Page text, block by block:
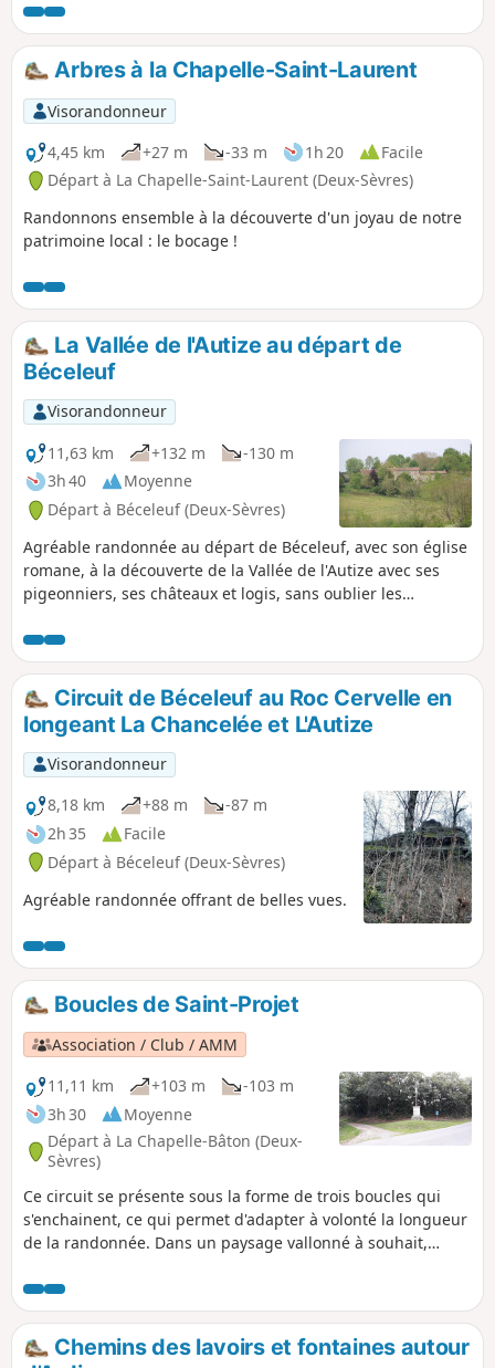
l'école publique de la Chapelle-Saint-Laurent. Parents et
enfants, venez découvrir la faune et la flore de nos milieux
naturels aquatiques.
Arbres à la Chapelle-Saint-Laurent
Visorandonneur
4,45 km
+27 m -33 m 1h 20
Facile
Départ à La Chapelle-Saint-Laurent (Deux-Sèvres)
Randonnons ensemble à la découverte d'un joyau de notre
patrimoine local : le bocage !
La Vallée de l'Autize au départ de
Béceleuf
Visorandonneur
11,63 km
+132 m
-130 m
3h 40
Moyenne
Départ à Béceleuf (Deux-Sèvres)
Agréable randonnée au départ de Béceleuf, avec son église
romane, à la découverte de la Vallée de l'Autize avec ses
pigeonniers, ses châteaux et logis, sans oublier les
patrimoine et en nature, comme le Chêne de Pouzay. Au fil
de la promenade, ne pas manquer d'observer les barrières
de Gâtine, témoins du passé.
Circuit de Béceleuf au Roc Cervelle en
longeant La Chancelée et L'Autize
Visorandonneur
8,18 km
+88 m
-87 m
2h 35
Facile
Départ à Béceleuf (Deux-Sèvres)
Agréable randonnée offrant de belles vues.
Boucles de Saint-Projet
Association / Club / AMM
11,11 km
+103 m
-103 m
3h 30
Moyenne
Départ à La Chapelle-Bâton (Deux-
Sèvres)
Ce circuit se présente sous la forme de trois boucles qui
s'enchainent, ce qui permet d'adapter à volonté la longueur
de la randonnée. Dans un paysage vallonné à souhait,
chemins plus ou moins herbeux et des petites routes de
campagne traversant des villages avec d'anciennes
demeures joliment restaurées.
Chemins des lavoirs et fontaines autour